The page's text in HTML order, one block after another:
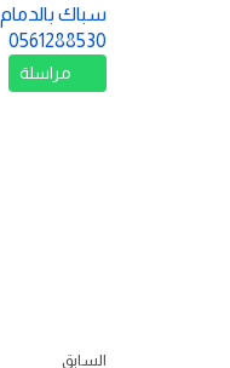
سباك بالدمام
0561288530
مراسلة
السابق